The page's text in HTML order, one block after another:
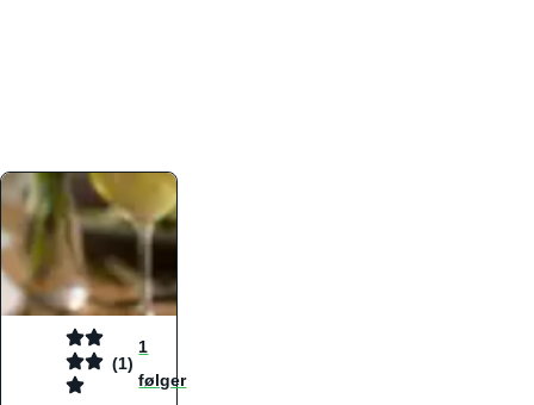
(1)
1
følger